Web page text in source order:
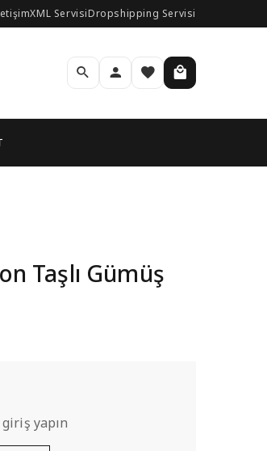
XML ServisiDropshipping Servisi
Taşlı Gümüş
yapın